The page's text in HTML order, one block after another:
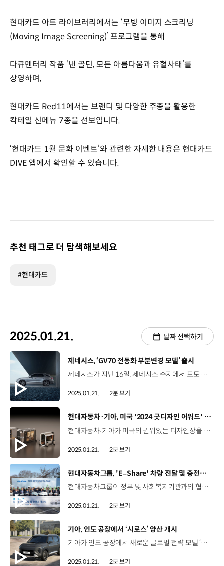
현대카드 아트 라이브러리에서는 ‘무빙 이미지 스크리닝
(Moving Image Screening)’ 프로그램을 통해
다큐멘터리 작품 ‘낸 골딘, 모든 아름다움과 유혈사태’를
상영하며,
현대카드 Red11에서는 브랜디 및 다양한 주종을 활용한
칵테일 신메뉴 7종을 선보입니다.
‘현대카드 1월 문화 이벤트’와 관련한 자세한 내용은 현대카드
DIVE 앱에서 확인할 수 있습니다.
추천 태그로 더 탐색해보세요
#현대카드
2025.01.21. 날짜 선택하기
[동영상]
제네시스, ‘GV70 전동화 부분변경 모델’ 출시
제네시스가 지난 16일, 제네시스 수지에서 포토 미디어 데이를 개최하고 ‘GV70 전동화 부분변경 모델’의 본격적인 판매를 시작했습니다. 국내외 언론사, 인플루언서 등이 참석한 가운데 열린 포토 미디어 데이에서는 약 2년 10개월 만에 선보이는 GV70 전동화 부분변경 모델의 우수한 상품성과 완성도 높은 디자인에 대한 설명과 실차 전시가 진행됐는데요, GV70 전동화 모델은 제네시스의 디자인 철학 ‘역동적인 우아함’을 바탕으로 기존의 세련된 디자인을 계승하면서 정교한 디테일을 더해 더욱 완성도 높은 디자인을 구현했습니다. 또한 고속도로 바디 모션 제어(HBC)기술과 오토 터레인 모드 등이 탑재돼 고객들에게 안정감과 정숙성 등 럭셔리한 주행 경험을 선사합니다. 권연재 매니저 / 현대자동차 국내마케팅팀이번 ‘GV70 전동화 모델’은 84kWh의 4세대 배터리를 탑재해 1회 충전 시 주행 가능 거리를 423km로 늘렸으며, NVH의 성능을 강화하면서도 신규 액티브 사운드 디자인, VGS 등의 펀 투 드라이브 요소도 강화하여 고요하면서도 역동적인 주행 경험을 선사하고 있습니다. GV70 전동화 모델의 실내는 27인치 통합형 와이드 디스플레이와 터치 타입 공조 조작계를 탑재해 세련된 느낌을 강조하고 있으며 뱅앤올룹슨 고해상도 사운드 시스템, 무드 큐레이터 등 사용자의 감성을 자극하는 신규 사양을 추가해 고객 만족도를 더욱 높였습니다. 제네시스는 오는 26일까지 제네시스 수지에서 새로운 GV70 전동화 모델을 직접 만나볼 수 있는 특별 전시를 마련합니다.
2025.01.21. 2분 보기
[동영상]
현대자동차·기아, 미국 '2024 굿디자인 어워드' 대거 수상
현대자동차∙기아가 미국의 권위있는 디자인상을 대거 수상하며 혁신적인 디자인 경쟁력을 인정받았습니다. 현대자동차∙기아의 총 19개 제품이 미국 ‘2024 굿디자인 어워드’의 운송, 로보틱스 등 다양한 부문에서 두각을 나타냈는데요, 현대자동차는 미래 모빌리티 콘셉트 ‘DICE’ 와 ‘SPACE’, ‘CITY POD’이 운송 부문에서 수상했으며, 기아의 K4 역시, 기아의 디자인 철학인 ‘오퍼짓 유나이티드(Opposites United)’를 기반으로 역동적이며 강인한 형태를 강조한 디자인으로 운송 부문에서 수상했습니다. 제네시스 네오룬 콘셉트도 굿디자인 어워드 운송 부문에 선정됐는데요, ‘단순함 속의 아름다움’을 강조한 네오룬은 한국의 ‘환대(Hospitality)’ 문화를 반영한 B필러리스 코치도어 기술과 넓은 실내 디자인을 인정받았습니다. 현대자동차∙기아 로보틱스랩은 로보틱스 부문에서 엑스블 숄더, 달이 딜리버리 등 총 5개가 우수 디자인으로 선정되며 전체 로보틱스 분야 수상작 가운데 절반을 차지했습니다. 이밖에도 현대자동차는 가정용 전기차 충전기, 다이캐스트의 지속 가능 패키지, 멀티랜턴 등 생활 밀착형 제품과 각종 브랜딩 디자인으로 다양하게 수상했는데요. 현대자동차∙기아는 앞으로도 기존 틀을 벗어난 새로운 디자인으로 차별화된 고객 가치를 제공해 나갈 계획입니다.
2025.01.21. 2분 보기
[동영상]
현대자동차그룹, 'E–Share' 차량 전달 및 충전소 개소식 개최
현대자동차그룹이 정부 및 사회복지기관과의 협력을 통해 지역사회를 위한 친환경 사회공헌 활동을 이어갑니다. 현대자동차그룹은 지난 15일, 장애인 직업재활시설 행복드림에서 환경부 김완섭 장관, 현대자동차그룹 김동욱 부사장과 유관기관 주요 관계자들이 참석한 가운데 CSR 사업인 ‘이쉐어(E-Share)’ 친환경 차량 전달 및 충전소 개소식을 진행했습니다. ‘이쉐어’는 지역사회 내 전기차 저변 확대와 환경·사회적 가치 창출을 도모하기 위해 환경부, 사회복지공동모금회, 월드비전과 협력해 추진해 온 친환경 전기차 패키지 지원 사업인데요. 현대자동차그룹은 2023년부터 전국 사회복지기관 80곳에 전기차 80대, 공용 충전기 200기를 지원해 왔습니다. 정상혁 팀장 / 청주내덕노인복지관현대자동차그룹과 월드비전에서 지원해주는 ‘이쉐어’ 사업에 저희가 신청했고요 덕분에 어르신들 댁으로 직접 찾아갈 때 경유차가 아닌 전기차, 친환경 차량으로 지원할 수 있게 되어서 환경에도 도움이 되지 않을까 생각을 하고 있습니다 김해정 시설장 / 행복드림없어서는 안 될 그런 차를 선물해 주시고, 저희들에게 날개와 발이 되어 주신 현대자동차그룹에게 진심으로 감사를 드립니다 현대자동차그룹은 앞으로도 여러 기관에 대한 지원을 통해 지속가능한 미래를 만들 수 있도록 더욱 적극적인 지원을 펼쳐 나갈 계획입니다.
2025.01.21. 2분 보기
[동영상]
기아, 인도 공장에서 ‘시로스’ 양산 개시
기아가 인도 공장에서 새로운 글로벌 전략 모델 ‘시로스(Syros)’ 생산을 시작하며 본격적인 양산에 나섰습니다. 기아는 현지시간으로 지난 16일, 인도 공장에서 기아 송호성 사장 등 임직원 200여 명이 참석한 가운데 콤팩트 SUV ‘시로스’의 양산 기념식을 개최했습니다. 지난해 12월 인도에서 세계 최초로 공개된 시로스는 혁신적인 디자인과 다양한 첨단 기술을 적용한 콤팩트 SUV인데요, 뒷좌석에 슬라이딩, 리클라이닝 기능과 함께 통풍 시트 등을 적용하고 첨단 운전자 보조 시스템, 듀얼 파노라마 선루프 등을 장착해 동급 최고 수준의 이동 경험을 선사합니다. 기아는 다음달 1일, 인도 시장에서 시로스의 가격을 공개하고 판매를 시작할 예정이며 아태, 중남미, 아중동 지역으로 판매를 확대해 나갈 계획입니다.
2025.01.21. 2분 보기